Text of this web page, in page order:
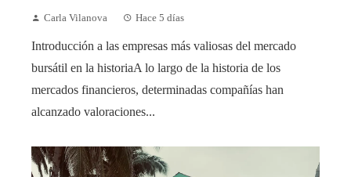
Carla Vilanova Hace 5 días
Introducción a las empresas más valiosas del mercado
bursátil en la historiaA lo largo de la historia de los
mercados financieros, determinadas compañías han
alcanzado valoraciones...